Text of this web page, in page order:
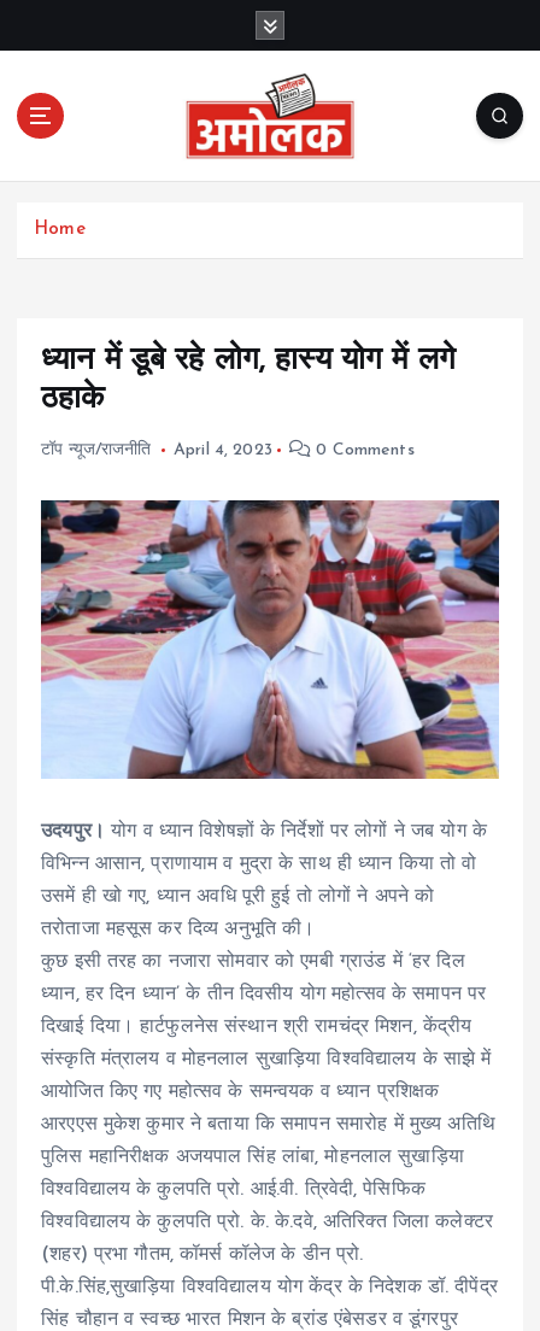
c
Amolak News
Home
ध्यान में डूबे रहे लोग, हास्य योग में लगे
ठहाके
टॉप न्यूज/राजनीति April 4, 2023 0 Comments
उदयपुर।योग व ध्यान विशेषज्ञों के निर्देशों पर लोगों ने जब योग के
विभिन्न आसान, प्राणायाम व मुद्रा के साथ ही ध्यान किया तो वो
उसमें ही खो गए, ध्यान अवधि पूरी हुई तो लोगों ने अपने को
तरोताजा महसूस कर दिव्य अनुभूति की।
कुछ इसी तरह का नजारा सोमवार को एमबी ग्राउंड में ‘हर दिल
ध्यान, हर दिन ध्यान’ के तीन दिवसीय योग महोत्सव के समापन पर
दिखाई दिया। हार्टफुलनेस संस्थान श्री रामचंद्र मिशन, केंद्रीय
संस्कृति मंत्रालय व मोहनलाल सुखाड़िया विश्वविद्यालय के साझे में
आयोजित किए गए महोत्सव के समन्वयक व ध्यान प्रशिक्षक
आरएएस मुकेश कुमार ने बताया कि समापन समारोह में मुख्य अतिथि
पुलिस महानिरीक्षक अजयपाल सिंह लांबा, मोहनलाल सुखाड़िया
विश्वविद्यालय के कुलपति प्रो. आई.वी. त्रिवेदी, पेसिफिक
विश्वविद्यालय के कुलपति प्रो. के. के.दवे, अतिरिक्त जिला कलेक्टर
(शहर) प्रभा गौतम, कॉमर्स कॉलेज के डीन प्रो.
पी.के.सिंह,सुखाड़िया विश्वविद्यालय योग केंद्र के निदेशक डॉ. दीपेंद्र
सिंह चौहान व स्वच्छ भारत मिशन के ब्रांड एंबेसडर व डूंगरपुर